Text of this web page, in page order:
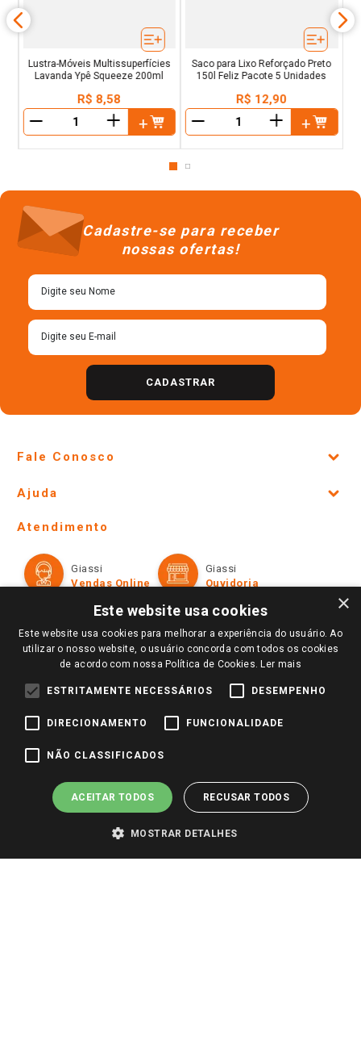
Lustra-Móveis Multissuperfícies
Lavanda Ypê Squeeze 200ml
R$ 8,58
＋
Saco para Lixo Reforçado Preto
150l Feliz Pacote 5 Unidades
R$ 12,90
＋
Cadastre-se para receber
nossas ofertas!
CADASTRAR
Fale Conosco
Lojas Físicas e Horários
Ofertas
Televendas
Perguntas frequentes
Trabalhe Conosco
Identidade Visual
Ajuda
Formas de Pagamento
Políticas de entrega
Trocas e Devoluções
Atendimento
Giassi
Vendas Online
Giassi
Ouvidoria
Redes Sociais
Pagamento e Segurança
×
Este website usa cookies
Este website usa cookies para melhorar a experiência do usuário. Ao
utilizar o nosso website, o usuário concorda com todos os cookies
de acordo com nossa Política de Cookies. Ler mais
ESTRITAMENTE NECESSÁRIOS DESEMPENHO
DIRECIONAMENTO FUNCIONALIDADE
NÃO CLASSIFICADOS
ACEITAR TODOS RECUSAR TODOS
MOSTRAR DETALHES